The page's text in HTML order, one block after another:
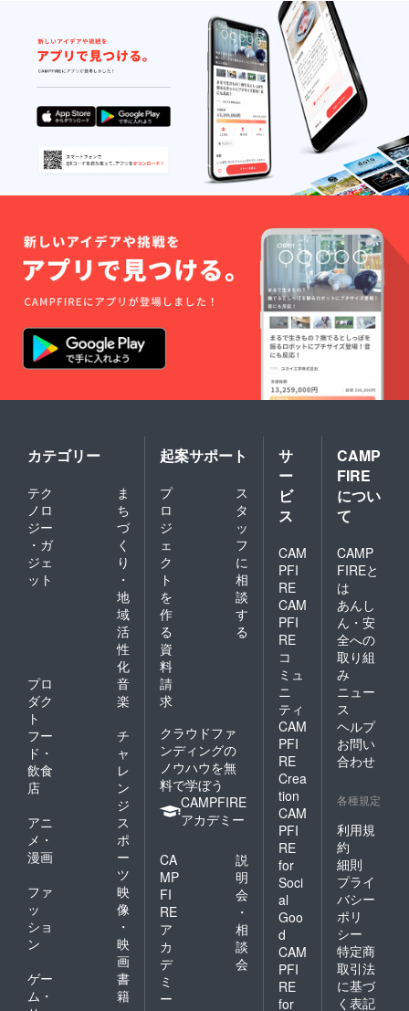
できな
い可能
性があ
る点、
ご了承
願いま
す。
OEM製
品のた
め、他
社様の
類似品
の販売
できな
い可能
性があ
る点、
ご了承
願いま
す。
りま
す。個
人輸入
及び販
路に
よって
は防ぐ
ことが
できな
い可能
性があ
る点、
ご了承
願いま
OEM製
品のた
め、他
社様の
類似品
の販売
を防ぐ
ことが
できな
性があ
る点、
ご了承
す。
カテゴリー
テク
ノロ
ジー
・ガ
ジェ
ット
ま
ち
づ
く
り
・
地
域
活
性
化
プロ
ダク
ト
音
楽
フー
ド・
飲食
店
チ
ャ
レ
ン
ジ
アニ
メ・
漫画
ス
ポ
ー
ツ
ファ
ッ
ショ
ン
映
像
・
映
画
ゲー
ム・
書
籍
起案サポート
プ
ロ
ジ
ェ
ク
ト
を
作
る
ス
タ
ッ
フ
に
相
談
す
る
資
料
請
求
クラウドファ
ンディングの
ノウハウを無
料で学ぼう
CAMPFIRE
アカデミー
CA
MP
FI
RE
ア
カ
デ
ミ
ー
説
明
会
・
相
談
会
サ
ー
ビ
ス
CAM
PFI
RE
CAM
PFI
RE
コ
ミュ
ニ
ティ
CAM
PFI
RE
Crea
tion
CAM
PFI
RE
for
Soci
al
Goo
d
CAM
PFI
RE
for
CAMP
FIRE
につい
て
CAMP
FIREと
は
あんし
ん・安
全への
取り組
み
ニュー
ス
ヘルプ
お問い
合わせ
各種規定
利用規
約
細則
プライ
バシー
ポリ
シー
特定商
取引法
に基づ
く表記